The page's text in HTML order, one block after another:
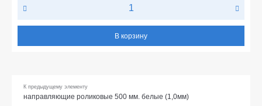
В корзину
К предыдущему элементу
направляющие роликовые 500 мм. белые (1,0мм)